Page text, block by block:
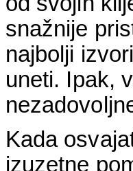
snažnije
najbolji
uneti. Ipak,
Kada
izuzetne